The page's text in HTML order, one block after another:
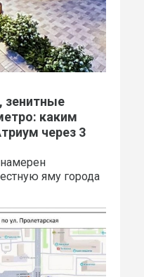
зенитные
каким
через 3
яму города